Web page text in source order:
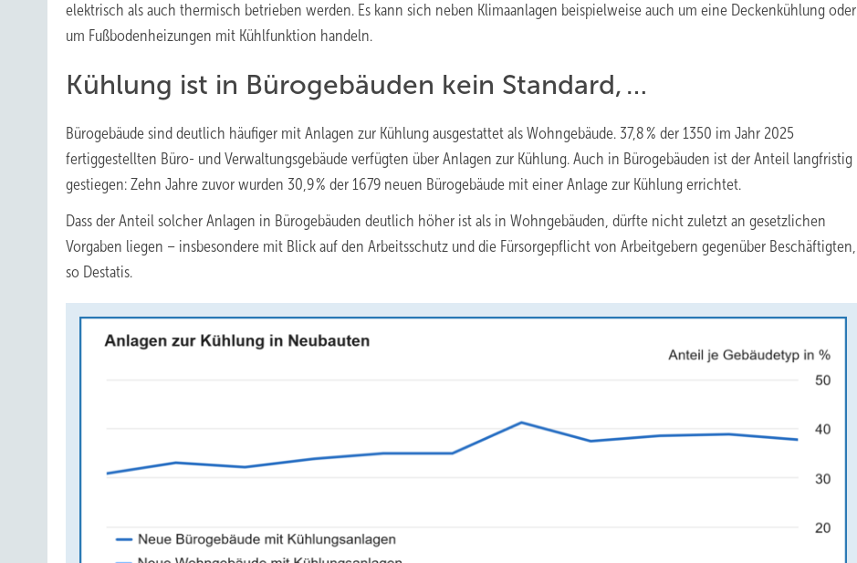
elektrisch als auch thermisch betrieben werden. Es kann sich neben Klimaanlagen beispielweise auch um eine Deckenkühlung oder
um Fußbodenheizungen mit Kühlfunktion handeln.
Kühlung ist in Bürogebäuden kein Standard, …
Bürogebäude sind deutlich häufiger mit Anlagen zur Kühlung ausgestattet als Wohngebäude. 37,8 % der 1350 im Jahr 2025
fertiggestellten Büro- und Verwaltungsgebäude verfügten über Anlagen zur Kühlung. Auch in Bürogebäuden ist der Anteil langfristig
gestiegen: Zehn Jahre zuvor wurden 30,9 % der 1679 neuen Bürogebäude mit einer Anlage zur Kühlung errichtet.
Dass der Anteil solcher Anlagen in Bürogebäuden deutlich höher ist als in Wohngebäuden, dürfte nicht zuletzt an gesetzlichen
Vorgaben liegen – insbesondere mit Blick auf den Arbeitsschutz und die Fürsorgepflicht von Arbeitgebern gegenüber Beschäftigten,
so Destatis.